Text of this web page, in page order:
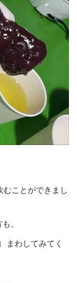
むことができまし
、
まわしてみてく